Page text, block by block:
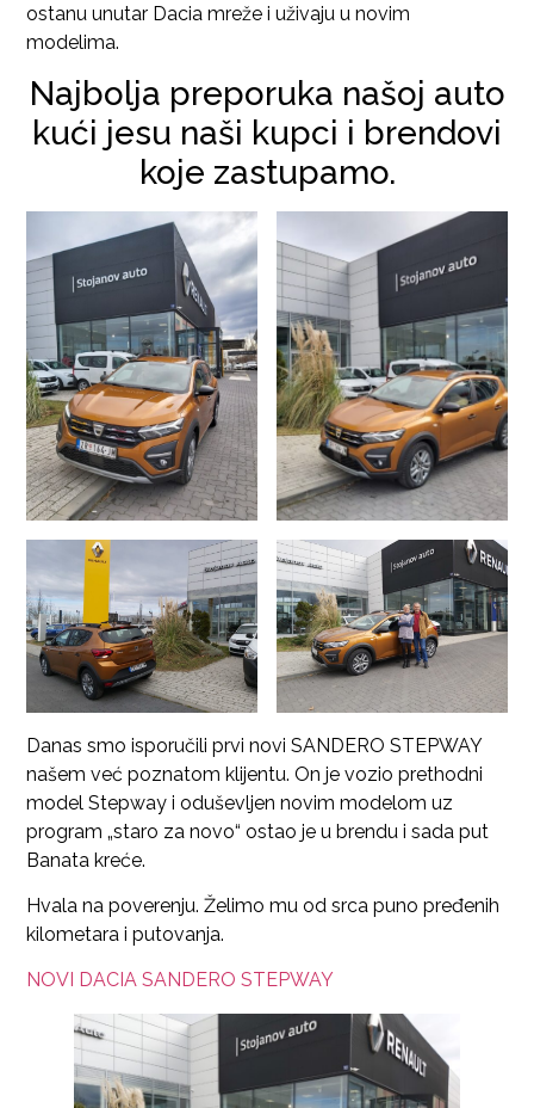
ostanu unutar Dacia mreže i uživaju u novim
modelima.
Najbolja preporuka našoj auto
kući jesu naši kupci i brendovi
koje zastupamo.
Danas smo isporučili prvi novi SANDERO STEPWAY
našem već poznatom klijentu. On je vozio prethodni
model Stepway i oduševljen novim modelom uz
program „staro za novo“ ostao je u brendu i sada put
Banata kreće.
Hvala na poverenju. Želimo mu od srca puno pređenih
kilometara i putovanja.
NOVI DACIA SANDERO STEPWAY